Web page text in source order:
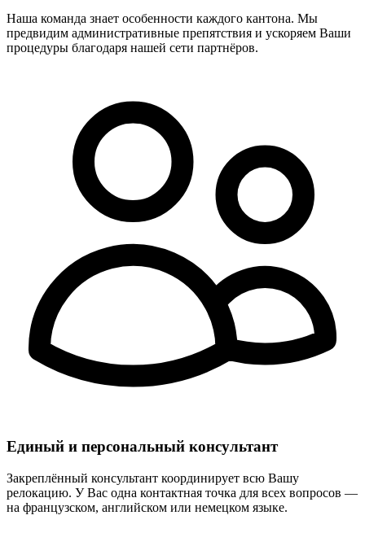
Наша команда знает особенности каждого кантона. Мы
предвидим административные препятствия и ускоряем Ваши
процедуры благодаря нашей сети партнёров.
Единый и персональный консультант
Закреплённый консультант координирует всю Вашу
релокацию. У Вас одна контактная точка для всех вопросов —
на французском, английском или немецком языке.